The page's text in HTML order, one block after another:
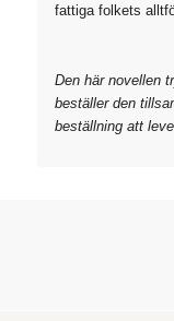
fattiga folkets
Den här novellen
beställer den
beställning att